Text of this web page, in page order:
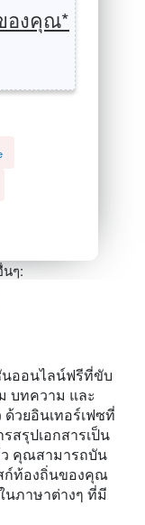
องคุณ*
ๆ:
นออนไลน์ฟรีที่ขับ
บทความ และ
ด้วยอินเทอร์เฟซที่
สรุปเอกสารเป็น
ว คุณสามารถบัน
ก์ท้องถิ่นของคุณ
นภาษาต่างๆ ที่มี